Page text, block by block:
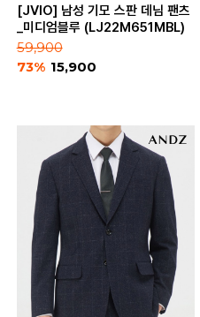
[JVIO] 남성 기모 스판 데님 팬츠
_미디엄블루 (LJ22M651MBL)
59,900
73% 15,900